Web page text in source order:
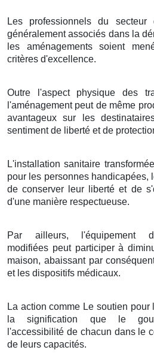
Les professionnels du secteur
généralement associés dans la
les aménagements soient
critères d'excellence.
Outre l'aspect physique des
l'aménagement peut de même
avantageux sur les
sentiment de liberté et de
L'installation sanitaire
pour les personnes handicapées,
de conserver leur liberté et de
d'une manière respectueuse.
Par ailleurs, l'équipement
modifiées peut participer à
maison, abaissant par
et les dispositifs médicaux.
La action comme Le soutien
la signification que le
l'accessibilité de chacun dans le
de leurs capacités.